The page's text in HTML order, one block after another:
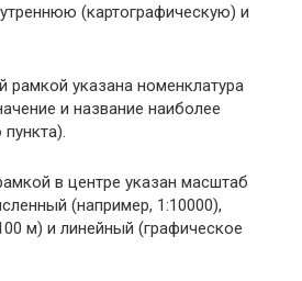
(картографическую) и
рамкой указана номенклатура
и название наиболее
в центре указан масштаб
(например, 1:10000),
м) и линейный (графическое